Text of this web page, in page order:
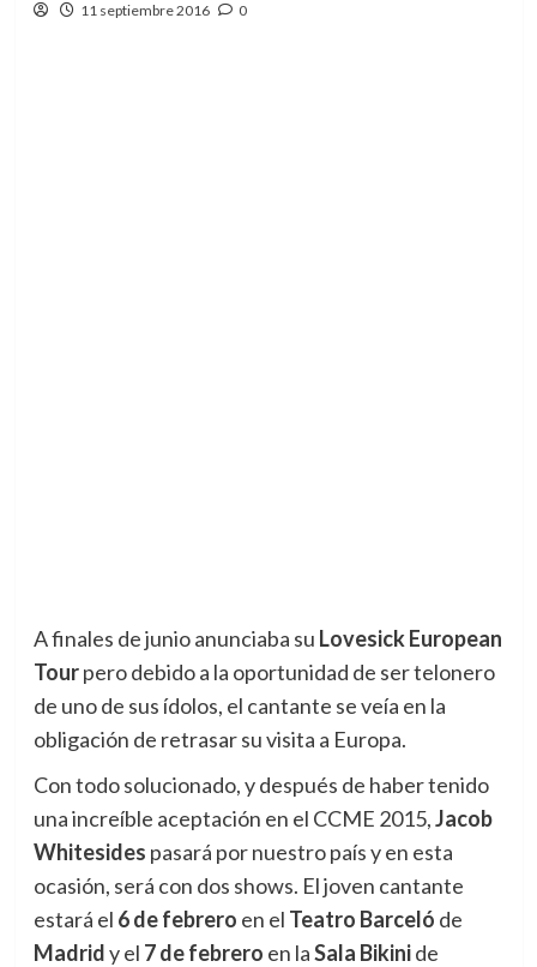
11 septiembre 2016 0
A finales de junio anunciaba su Lovesick European
Tourpero debido a la oportunidad de ser telonero
de uno de sus ídolos, el cantante se veía en la
obligación de retrasar su visita a Europa.
Con todo solucionado, y después de haber tenido
una increíble aceptación en el CCME 2015,Jacob
Whitesides pasará por nuestro país y en esta
ocasión, será con dos shows. El joven cantante
estará el 6 de febrero en el Teatro Barceló de
Madridy el 7 de febrero en laSala Bikinide